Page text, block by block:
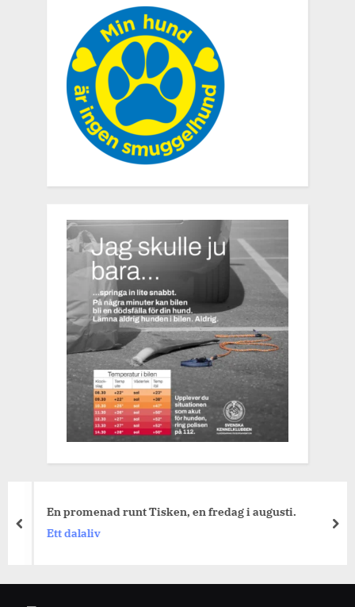
En promenad runt Tisken, en fredag i augusti.
Ett dalaliv
prev